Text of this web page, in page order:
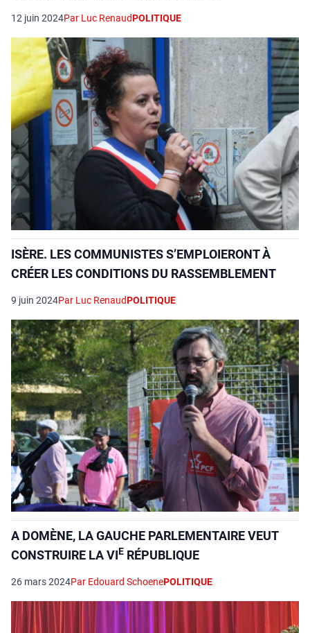
12 juin 2024Par Luc RenaudPOLITIQUE
ISÈRE. LES COMMUNISTES S’EMPLOIERONT À
CRÉER LES CONDITIONS DU RASSEMBLEMENT
9 juin 2024Par Luc RenaudPOLITIQUE
A DOMÈNE, LA GAUCHE PARLEMENTAIRE VEUT
CONSTRUIRE LA VIE RÉPUBLIQUE
26 mars 2024Par Edouard SchoenePOLITIQUE